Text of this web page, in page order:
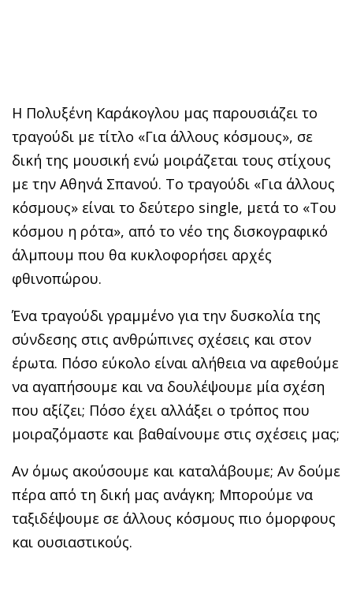
Η Πολυξένη Καράκογλου μας παρουσιάζει το
τραγούδι με τίτλο «Για άλλους κόσμους», σε
δική της μουσική ενώ μοιράζεται τους στίχους
με την Αθηνά Σπανού. Το τραγούδι «Για άλλους
κόσμους» είναι το δεύτερο single, μετά το «Του
κόσμου η ρότα», από το νέο της δισκογραφικό
άλμπουμ που θα κυκλοφορήσει αρχές
φθινοπώρου.
Ένα τραγούδι γραμμένο για την δυσκολία της
σύνδεσης στις ανθρώπινες σχέσεις και στον
έρωτα. Πόσο εύκολο είναι αλήθεια να αφεθούμε
να αγαπήσουμε και να δουλέψουμε μία σχέση
που αξίζει; Πόσο έχει αλλάξει ο τρόπος που
μοιραζόμαστε και βαθαίνουμε στις σχέσεις μας;
Αν όμως ακούσουμε και καταλάβουμε; Αν δούμε
πέρα από τη δική μας ανάγκη; Μπορούμε να
ταξιδέψουμε σε άλλους κόσμους πιο όμορφους
και ουσιαστικούς.